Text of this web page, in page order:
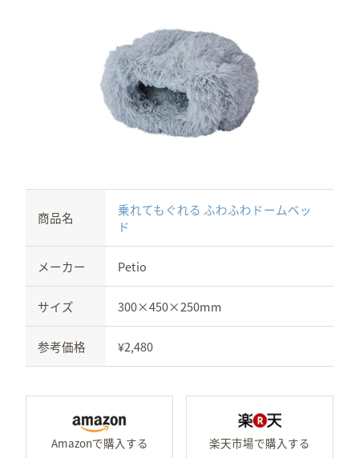
商品名
乗れてもぐれる ふわふわドームベッ
ド
メーカー Petio
サイズ 300×450×250mm
参考価格 ¥2,480
Amazonで「乗れてもぐれ